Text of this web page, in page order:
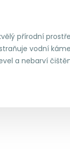
přírodní
vodní
a nebarví